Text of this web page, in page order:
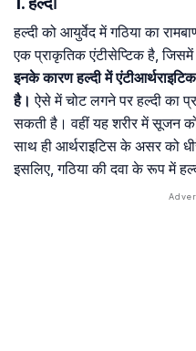
हल्दी को आयुर्वेद में गठिया का
एक प्राकृतिक एंटीसेप्टिक है,
इनके कारण हल्दी में
है। ऐसे में चोट लगने पर हल्दी का
सकती है। वहीं यह शरीर में सूजन
साथ ही आर्थराइटिस के असर को
इसलिए, गठिया की दवा के रूप में